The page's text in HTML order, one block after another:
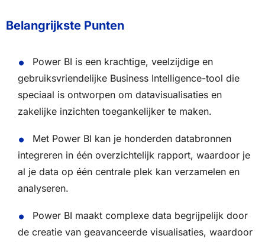
Belangrijkste Punten
Power BI is een krachtige, veelzijdige en
gebruiksvriendelijke Business Intelligence-tool die
speciaal is ontworpen om datavisualisaties en
zakelijke inzichten toegankelijker te maken.
Met Power BI kan je honderden databronnen
integreren in één overzichtelijk rapport, waardoor je
al je data op één centrale plek kan verzamelen en
analyseren.
Power BI maakt complexe data begrijpelijk door
de creatie van geavanceerde visualisaties, waardoor